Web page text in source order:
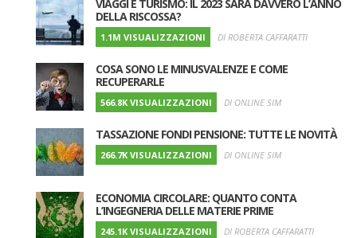
VIAGGI E TURISMO: IL 2023 SARÀ DAVVERO L’ANNO
DELLA RISCOSSA?
1.1M VISUALIZZAZIONI DI ROBERTA CAFFARATTI
COSA SONO LE MINUSVALENZE E COME
RECUPERARLE
566.8K VISUALIZZAZIONI DI ONLINE SIM
TASSAZIONE FONDI PENSIONE: TUTTE LE NOVITÀ
266.7K VISUALIZZAZIONI DI ONLINE SIM
ECONOMIA CIRCOLARE: QUANTO CONTA
L’INGEGNERIA DELLE MATERIE PRIME
245.1K VISUALIZZAZIONI DI ROBERTA CAFFARATTI